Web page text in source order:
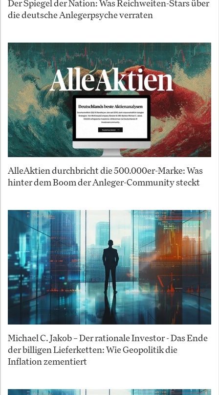
Der Spiegel der Nation: Was Reichweiten-Stars über
die deutsche Anlegerpsyche verraten
AlleAktien durchbricht die 500.000er-Marke: Was
hinter dem Boom der Anleger-Community steckt
Michael C. Jakob – Der rationale Investor - Das Ende
der billigen Lieferketten: Wie Geopolitik die
Inflation zementiert